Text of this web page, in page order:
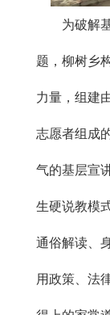
为破解
题，柳树乡
力量，组建
志愿者组成
气的基层宣
生硬说教模
通俗解读、
用政策、法